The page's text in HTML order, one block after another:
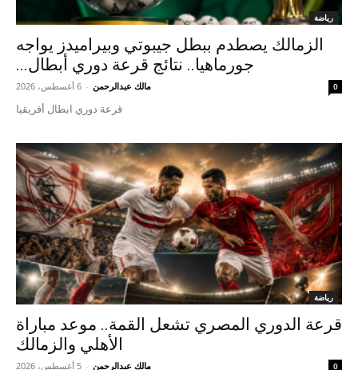
رياضة
الزمالك يصطدم ببطل جيبوتي وبيراميدز يواجه
جورماهيا.. نتائج قرعة دوري أبطال...
مالك عبدالرحمن - 6 أغسطس، 2026 0
قرعة دوري ابطال أفريقيا
رياضة
قرعة الدوري المصري تشعل القمة.. موعد مباراة
الأهلي والزمالك
مالك عبدالرحمن - 5 أغسطس، 2026 0